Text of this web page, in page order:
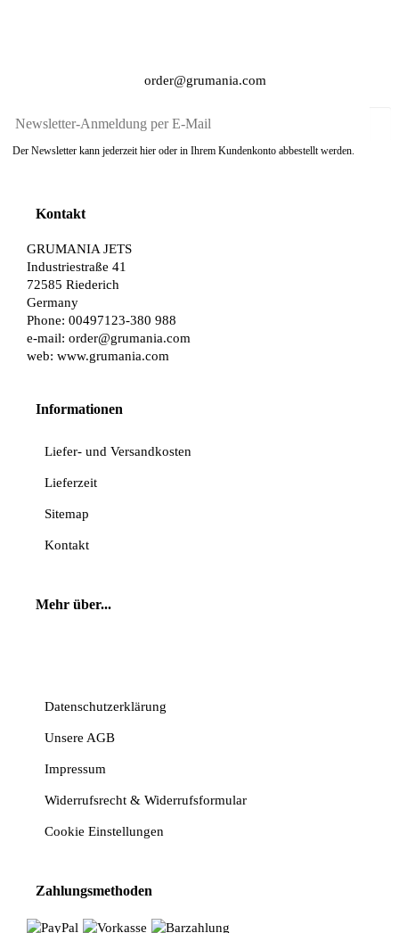
order@grumania.com
Der Newsletter kann jederzeit hier oder in Ihrem Kundenkonto abbestellt werden.
Kontakt
GRUMANIA JETS
Industriestraße 41
72585 Riederich
Germany
Phone: 00497123-380 988
e-mail: order@grumania.com
web: www.grumania.com
Informationen
Liefer- und Versandkosten
Lieferzeit
Sitemap
Kontakt
Mehr über...
Datenschutzerklärung
Unsere AGB
Impressum
Widerrufsrecht & Widerrufsformular
Cookie Einstellungen
Zahlungsmethoden